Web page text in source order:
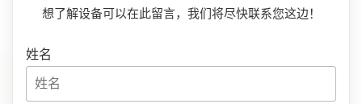
想了解设备可以在此留言，我们将尽快联系您这边！
姓名